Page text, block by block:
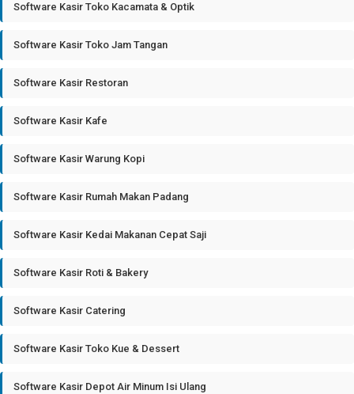
Software Kasir Toko Kacamata & Optik
Software Kasir Toko Jam Tangan
Software Kasir Restoran
Software Kasir Kafe
Software Kasir Warung Kopi
Software Kasir Rumah Makan Padang
Software Kasir Kedai Makanan Cepat Saji
Software Kasir Roti & Bakery
Software Kasir Catering
Software Kasir Toko Kue & Dessert
Software Kasir Depot Air Minum Isi Ulang